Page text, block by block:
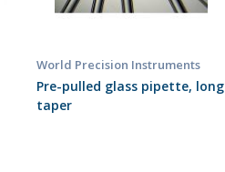
World Precision Instruments
Pre-pulled glass pipette, long
taper